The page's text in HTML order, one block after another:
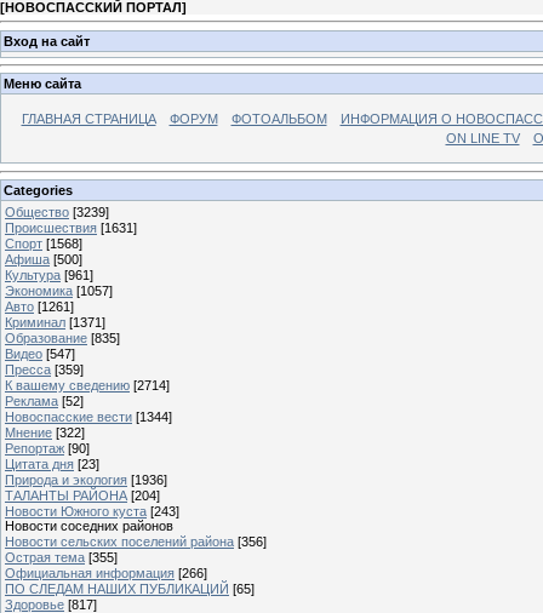
[НОВОСПАССКИЙ ПОРТАЛ]
Вход на сайт
Меню сайта
ГЛАВНАЯ СТРАНИЦА ФОРУМ ФОТОАЛЬБОМ
ИНФОРМАЦИЯ О
ON LINE TV
Categories
Общество [3239]
Происшествия [1631]
Спорт [1568]
Афиша [500]
Культура [961]
Экономика [1057]
Авто [1261]
Криминал [1371]
Образование [835]
Видео [547]
Пресса [359]
К вашему сведению [2714]
Реклама [52]
Новоспасские вести [1344]
Мнение [322]
Репортаж [90]
Цитата дня [23]
Природа и экология [1936]
ТАЛАНТЫ РАЙОНА [204]
Новости Южного куста [243]
Новости соседних районов
Новости сельских поселений района [356]
Острая тема [355]
Официальная информация [266]
ПО СЛЕДАМ НАШИХ ПУБЛИКАЦИЙ [65]
Здоровье [817]